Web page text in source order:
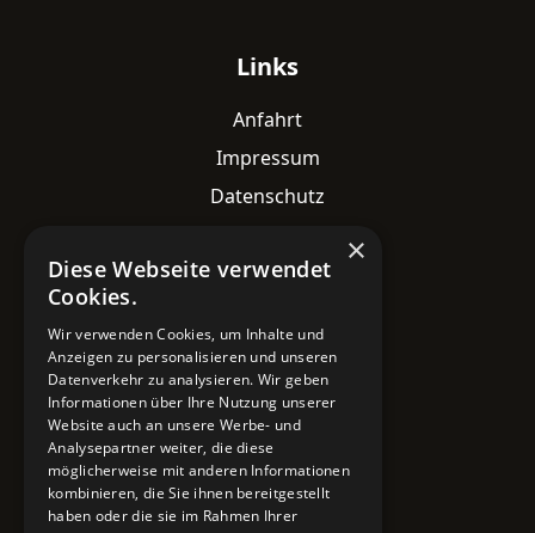
Links
Anfahrt
Impressum
Datenschutz
Kontaktdaten
Lavesstraße 82
30159 Hannover
Email
info@mobile-4you.de
Telefon
×
Diese Webseite verwendet
Cookies.
Wir verwenden Cookies, um Inhalte und
Anzeigen zu personalisieren und unseren
Datenverkehr zu analysieren. Wir geben
Informationen über Ihre Nutzung unserer
Website auch an unsere Werbe- und
Analysepartner weiter, die diese
möglicherweise mit anderen Informationen
kombinieren, die Sie ihnen bereitgestellt
haben oder die sie im Rahmen Ihrer